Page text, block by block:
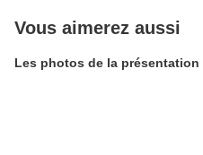
Vous aimerez aussi
Les photos de la présentation